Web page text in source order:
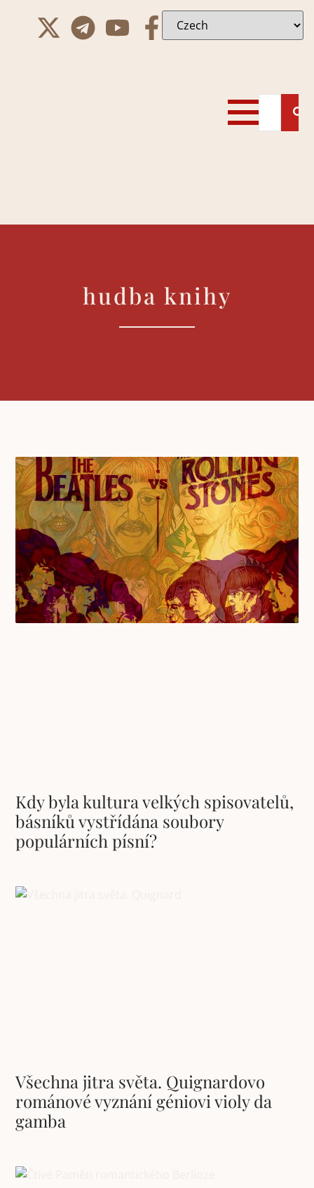
hudba knihy
Kdy byla kultura velkých spisovatelů,
básníků vystřídána soubory
populárních písní?
Všechna jitra světa. Quignardovo
románové vyznání géniovi violy da
gamba